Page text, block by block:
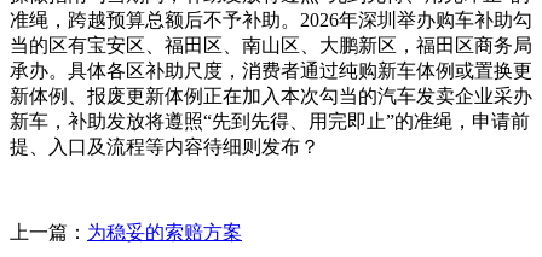
准绳，跨越预算总额后不予补助。2026年深圳举办购车补助勾
当的区有宝安区、福田区、南山区、大鹏新区，福田区商务局
承办。具体各区补助尺度，消费者通过纯购新车体例或置换更
新体例、报废更新体例正在加入本次勾当的汽车发卖企业采办
新车，补助发放将遵照“先到先得、用完即止”的准绳，申请前
提、入口及流程等内容待细则发布？
上一篇： 为稳妥的索赔方案